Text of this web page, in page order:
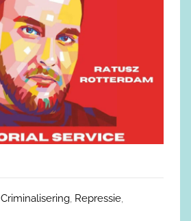
Criminalisering, Repressie,